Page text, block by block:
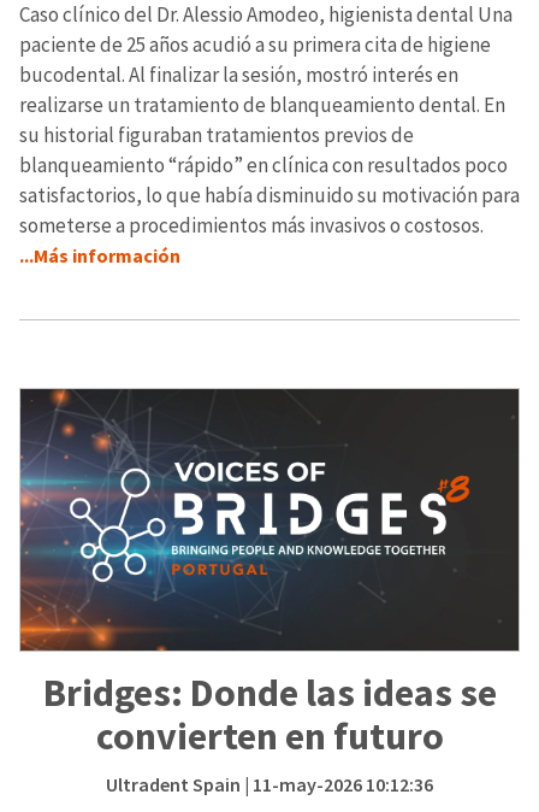
Caso clínico del Dr. Alessio Amodeo, higienista dental Una
paciente de 25 años acudió a su primera cita de higiene
bucodental. Al finalizar la sesión, mostró interés en
realizarse un tratamiento de blanqueamiento dental. En
su historial figuraban tratamientos previos de
blanqueamiento “rápido” en clínica con resultados poco
satisfactorios, lo que había disminuido su motivación para
someterse a procedimientos más invasivos o costosos.
...Más información
Bridges: Donde las ideas se
convierten en futuro
Ultradent Spain | 11-may-2026 10:12:36